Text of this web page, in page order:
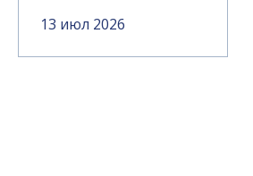
13 июл 2026